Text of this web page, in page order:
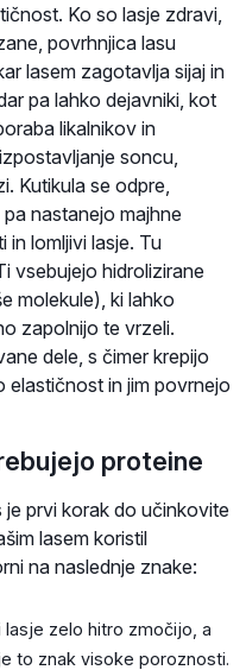
Ko so lasje zdravi,
povrhnjica lasu
lasem zagotavlja sijaj in
pa lahko dejavniki, kot
likalnikov in
soncu,
Kutikula se odpre,
nastanejo majhne
in lomljivi lasje. Tu
vsebujejo hidrolizirane
molekule), ki lahko
zapolnijo te vrzeli.
dele, s čimer krepijo
elastičnost in jim povrnejo
proteine
prvi korak do učinkovite
lasem koristil
na naslednje znake:
lasje zelo hitro zmočijo, a
to znak visoke poroznosti.